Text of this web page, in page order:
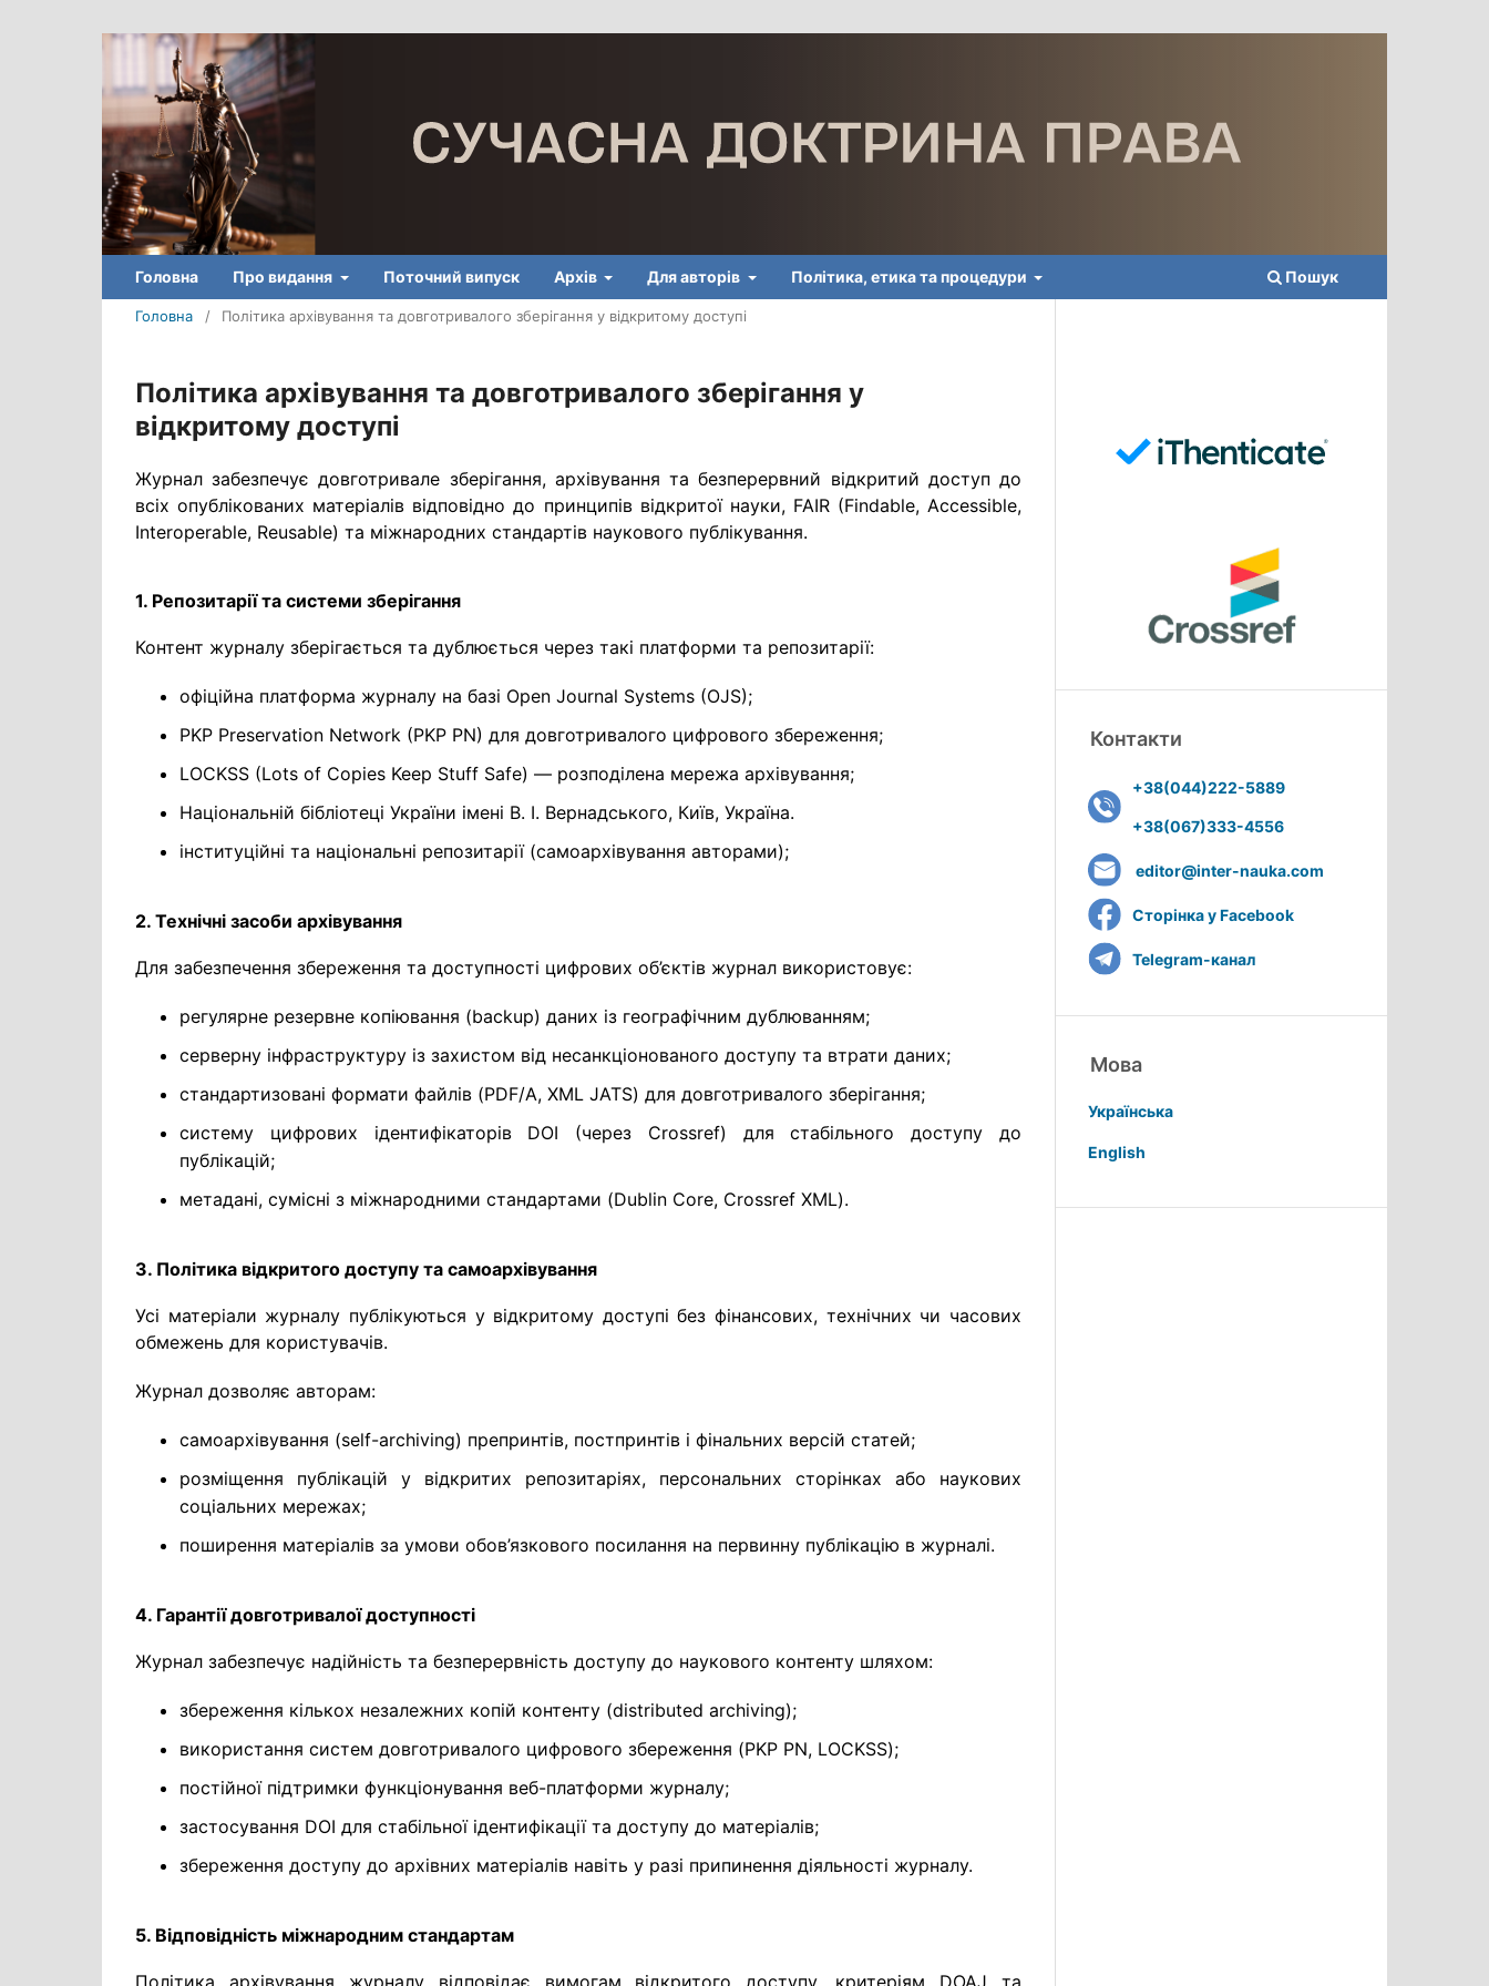
Головна Про видання Поточний випуск Архів Для авторів Політика, етика та процедури Пошук
Головна / Політика архівування та довготривалого зберігання у відкритому доступі
Політика архівування та довготривалого зберігання у
відкритому доступі
Журнал забезпечує довготривале зберігання, архівування та безперервний відкритий доступ до
всіх опублікованих матеріалів відповідно до принципів відкритої науки, FAIR (Findable, Accessible,
Interoperable, Reusable) та міжнародних стандартів наукового публікування.
1. Репозитарії та системи зберігання
Контент журналу зберігається та дублюється через такі платформи та репозитарії:
офіційна платформа журналу на базі Open Journal Systems (OJS);
PKP Preservation Network (PKP PN) для довготривалого цифрового збереження;
LOCKSS (Lots of Copies Keep Stuff Safe) — розподілена мережа архівування;
Національній бібліотеці України імені В. І. Вернадського, Київ, Україна.
інституційні та національні репозитарії (самоархівування авторами);
2. Технічні засоби архівування
Для забезпечення збереження та доступності цифрових об’єктів журнал використовує:
регулярне резервне копіювання (backup) даних із географічним дублюванням;
серверну інфраструктуру із захистом від несанкціонованого доступу та втрати даних;
стандартизовані формати файлів (PDF/A, XML JATS) для довготривалого зберігання;
систему цифрових ідентифікаторів DOI (через Crossref) для стабільного доступу до
публікацій;
метадані, сумісні з міжнародними стандартами (Dublin Core, Crossref XML).
3. Політика відкритого доступу та самоархівування
Усі матеріали журналу публікуються у відкритому доступі без фінансових, технічних чи часових
обмежень для користувачів.
Журнал дозволяє авторам:
самоархівування (self-archiving) препринтів, постпринтів і фінальних версій статей;
розміщення публікацій у відкритих репозитаріях, персональних сторінках або наукових
соціальних мережах;
поширення матеріалів за умови обов’язкового посилання на первинну публікацію в журналі.
4. Гарантії довготривалої доступності
Журнал забезпечує надійність та безперервність доступу до наукового контенту шляхом:
збереження кількох незалежних копій контенту (distributed archiving);
використання систем довготривалого цифрового збереження (PKP PN, LOCKSS);
постійної підтримки функціонування веб-платформи журналу;
застосування DOI для стабільної ідентифікації та доступу до матеріалів;
збереження доступу до архівних матеріалів навіть у разі припинення діяльності журналу.
5. Відповідність міжнародним стандартам
Контакти
+38(044)222-5889
+38(067)333-4556
editor@inter-nauka.com
Сторінка у Facebook
Telegram-канал
Мова
Українська
English